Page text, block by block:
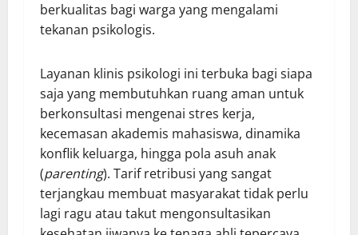
berkualitas bagi warga yang mengalami
tekanan psikologis.
Layanan klinis psikologi ini terbuka bagi siapa
saja yang membutuhkan ruang aman untuk
berkonsultasi mengenai stres kerja,
kecemasan akademis mahasiswa, dinamika
konflik keluarga, hingga pola asuh anak
(parenting). Tarif retribusi yang sangat
terjangkau membuat masyarakat tidak perlu
lagi ragu atau takut mengonsultasikan